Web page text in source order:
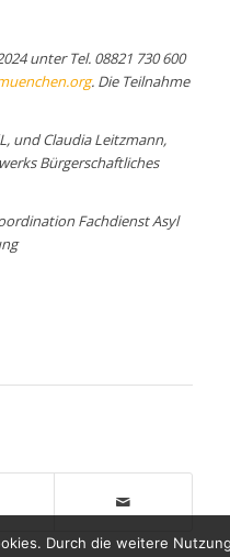
unter Tel. 08821 730 600
. Die Teilnahme
und Claudia Leitzmann,
Bürgerschaftliches
Fachdienst Asyl
Durch die weitere